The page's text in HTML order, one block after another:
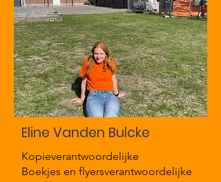
Eline Vanden Bulcke
Kopieverantwoordelijke
Boekjes en flyersverantwoordelijke